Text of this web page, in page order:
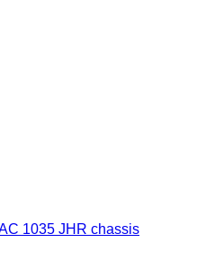
1035 JHR chassis